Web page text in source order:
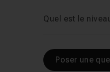
Quel est le
Poser une